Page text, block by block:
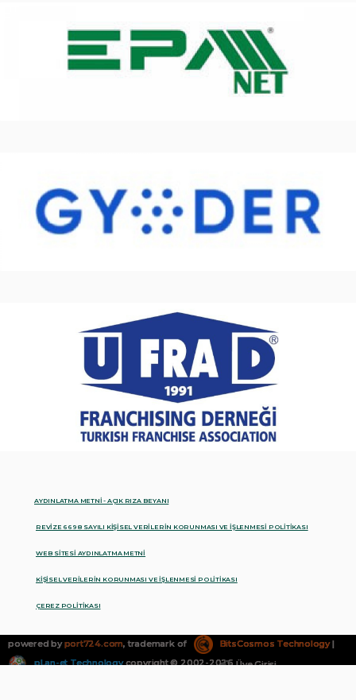
AYDINLATMA METNİ - AÇIK RIZA BEYANI
REVİZE 6698 SAYILI KİŞİSEL VERİLERİN KORUNMASI VE İŞLENMESİ POLİTİKASI
WEB SİTESİ AYDINLATMA METNİ
KİŞİSEL VERİLERİN KORUNMASI VE İŞLENMESİ POLİTİKASI
ÇEREZ POLİTİKASI
powered byport724.com, trademark of BitsCosmos Technology|
pLan-et Technologycopyright © 2002-2026Üye Girişi